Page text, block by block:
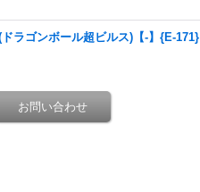
ドラゴンボール超ビルス)【-】{E-171}